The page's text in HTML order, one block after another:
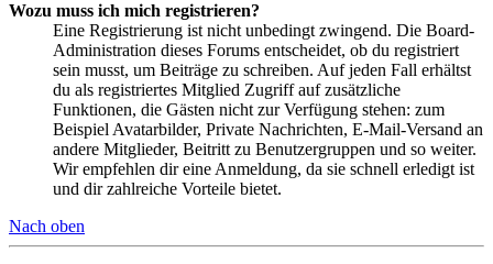
Wozu muss ich mich registrieren?
Eine Registrierung ist nicht unbedingt zwingend. Die Board-
Administration dieses Forums entscheidet, ob du registriert
sein musst, um Beiträge zu schreiben. Auf jeden Fall erhältst
du als registriertes Mitglied Zugriff auf zusätzliche
Funktionen, die Gästen nicht zur Verfügung stehen: zum
Beispiel Avatarbilder, Private Nachrichten, E-Mail-Versand an
andere Mitglieder, Beitritt zu Benutzergruppen und so weiter.
Wir empfehlen dir eine Anmeldung, da sie schnell erledigt ist
und dir zahlreiche Vorteile bietet.
Nach oben